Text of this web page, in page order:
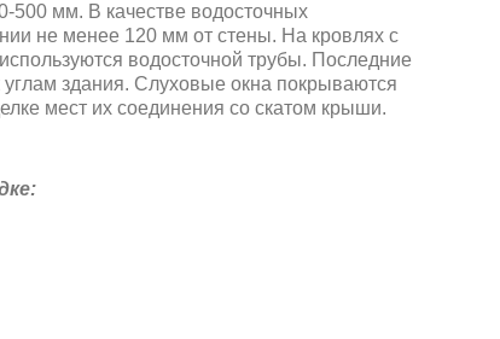
500 мм. В качестве водосточных
не менее 120 мм от стены. На кровлях с
водосточной трубы. Последние
углам здания. Слуховые окна покрываются
мест их соединения со скатом крыши.